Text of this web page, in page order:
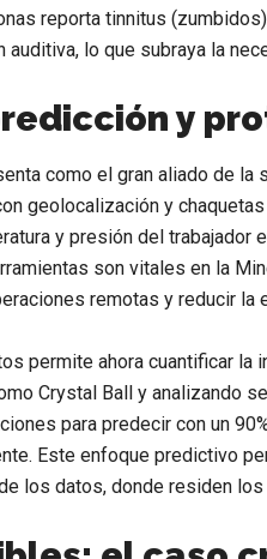
reporta tinnitus
auditiva, lo que subraya la
y
como el gran aliado de la
geolocalización y
y presión del trabajador
son vitales en la
remotas y reducir la
permite ahora cuantificar la
Crystal Ball y analizando
para predecir con un
Este enfoque predictivo
los datos, donde residen